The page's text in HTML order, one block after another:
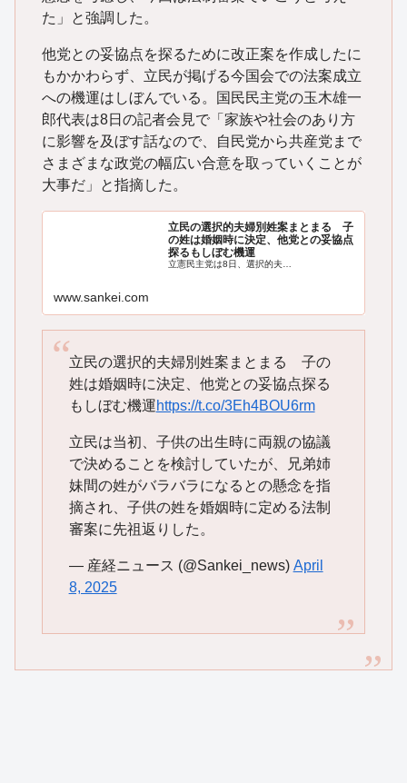
た」と強調した。
他党との妥協点を探るために改正案を作成したに
もかかわらず、立民が掲げる今国会での法案成立
への機運はしぼんでいる。国民民主党の玉木雄一
郎代表は8日の記者会見で「家族や社会のあり方
に影響を及ぼす話なので、自民党から共産党まで
さまざまな政党の幅広い合意を取っていくことが
大事だ」と指摘した。
立民の選択的夫婦別姓案まとまる 子
の姓は婚姻時に決定、他党との妥協点
探るもしぼむ機運
立憲民主党は8日、選択的夫…
www.sankei.com
立民の選択的夫婦別姓案まとまる 子の
姓は婚姻時に決定、他党との妥協点探る
もしぼむ機運https://t.co/3Eh4BOU6rm
立民は当初、子供の出生時に両親の協議
で決めることを検討していたが、兄弟姉
妹間の姓がバラバラになるとの懸念を指
摘され、子供の姓を婚姻時に定める法制
審案に先祖返りした。
— 産経ニュース (@Sankei_news) April
8, 2025